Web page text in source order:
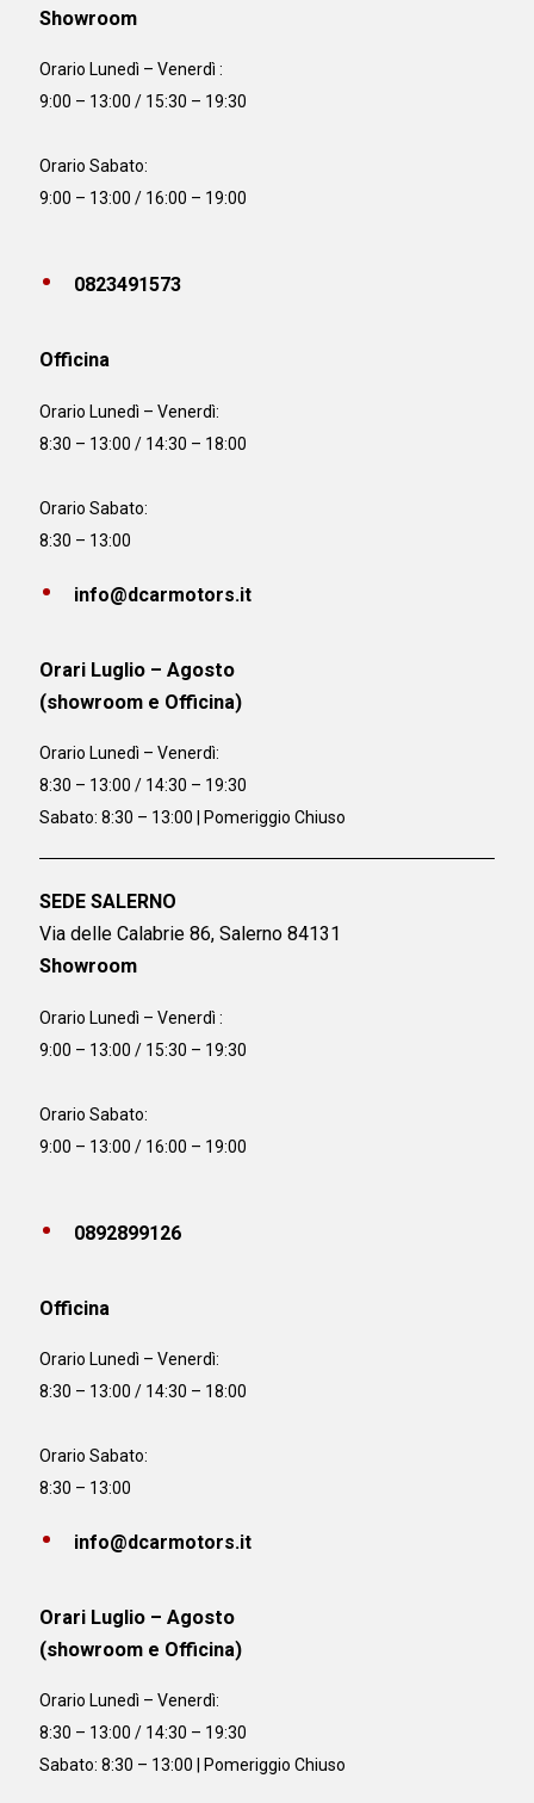
Showroom
Orario Lunedì – Venerdì :
9:00 – 13:00 / 15:30 – 19:30
Orario Sabato:
9:00 – 13:00 / 16:00 – 19:00
0823491573
Officina
Orario Lunedì – Venerdì:
8:30 – 13:00 / 14:30 – 18:00
Orario Sabato:
8:30 – 13:00
info@dcarmotors.it
Orari Luglio – Agosto
(showroom e Officina)
Orario Lunedì – Venerdì:
8:30 – 13:00 / 14:30 – 19:30
Sabato: 8:30 – 13:00 | Pomeriggio Chiuso
SEDE SALERNO
Via delle Calabrie 86, Salerno 84131
Showroom
Orario Lunedì – Venerdì :
9:00 – 13:00 / 15:30 – 19:30
Orario Sabato:
9:00 – 13:00 / 16:00 – 19:00
0892899126
Officina
Orario Lunedì – Venerdì:
8:30 – 13:00 / 14:30 – 18:00
Orario Sabato:
8:30 – 13:00
info@dcarmotors.it
Orari Luglio – Agosto
(showroom e Officina)
Orario Lunedì – Venerdì:
8:30 – 13:00 / 14:30 – 19:30
Sabato: 8:30 – 13:00 | Pomeriggio Chiuso